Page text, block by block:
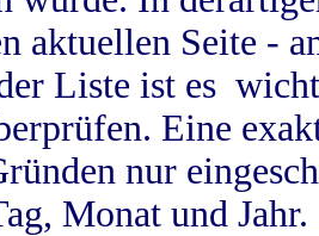
aktuellen Seite -
Liste ist es
Eine
nur
Monat und Jahr.